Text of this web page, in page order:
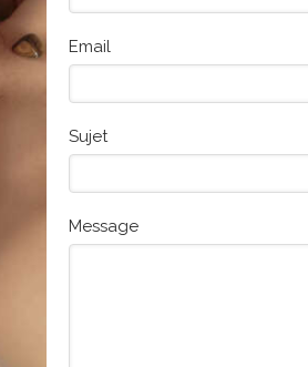
Email
Sujet
Message